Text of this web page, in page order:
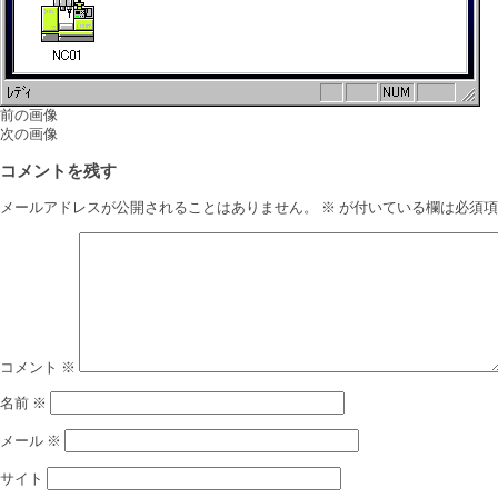
前の画像
次の画像
コメントを残す
メールアドレスが公開されることはありません。 ※ が付いている欄は必須
コメント ※
名前 ※
メール ※
サイト